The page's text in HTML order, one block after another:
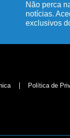
Não perca
notícias.
exclusivos
Política de